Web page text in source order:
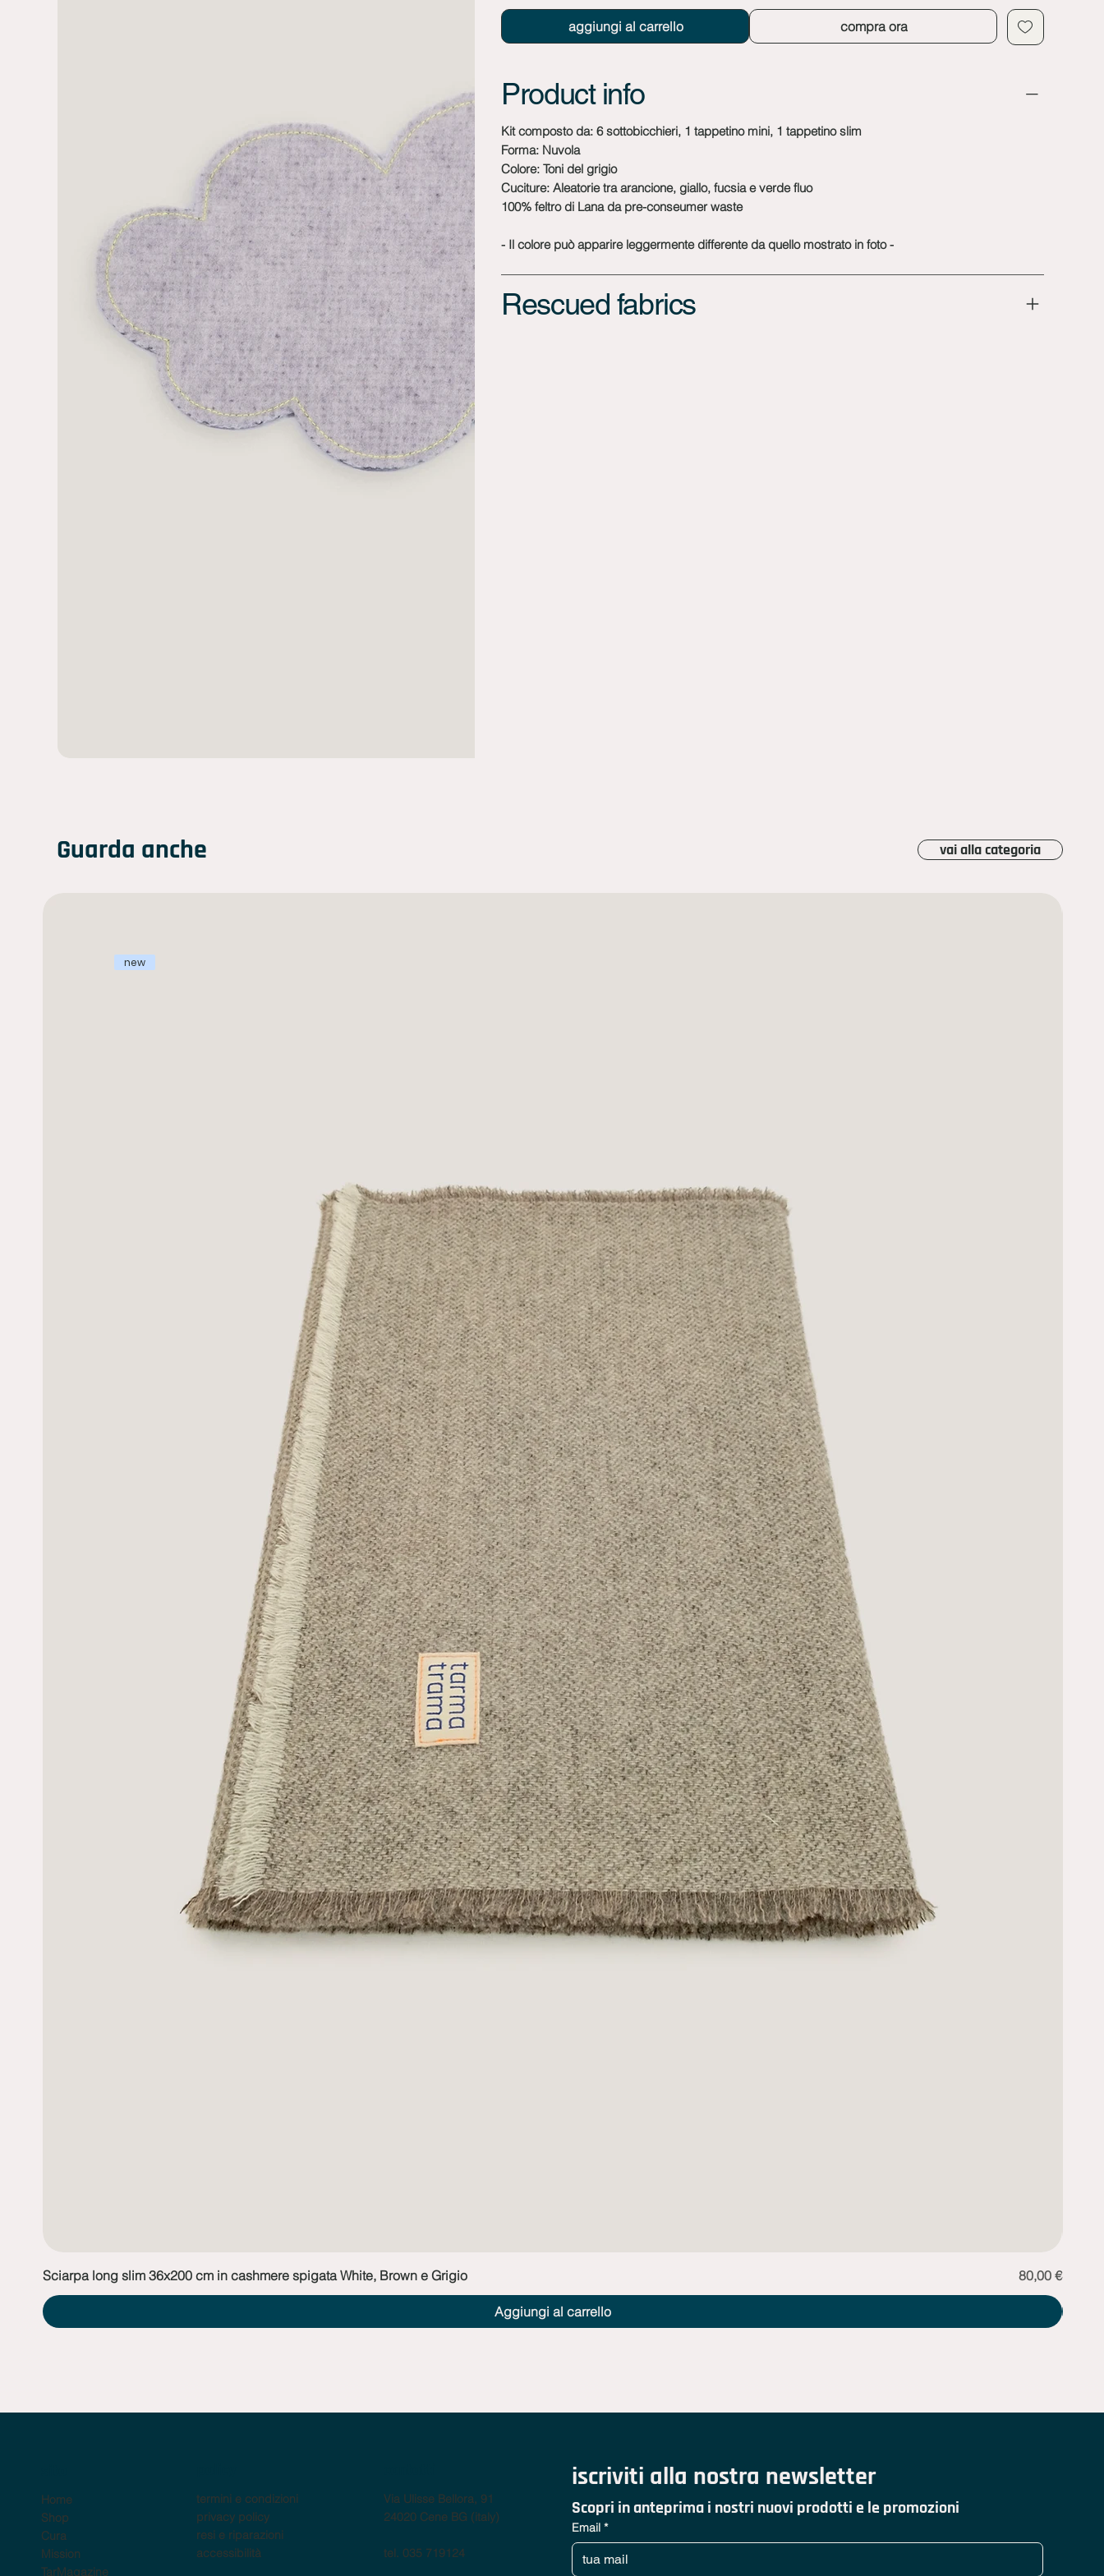
aggiungi al carrello compra ora
Product info
Kit composto da: 6 sottobicchieri, 1 tappetino mini, 1 tappetino slim
Forma: Nuvola
Colore: Toni del grigio
Cuciture: Aleatorie tra arancione, giallo, fucsia e verde fluo
100% feltro di Lana da pre-conseumer waste
- Il colore può apparire leggermente differente da quello mostrato in foto -
Rescued fabrics
Guarda anche vai alla categoria
new
Sciarpa long slim 36x200 cm in cashmere spigata White, Brown e Grigio Prezzo
80,00 €
Aggiungi al carrello
Home
Shop
Cura
Mission
TarMagazine
termini e condizioni
privacy policy
resi e riparazioni
accessibilità
Via Ulisse Bellora, 91
24020 Cene BG (italy)
tel. 035 719124
iscriviti alla nostra newsletter
Scopri in anteprima i nostri nuovi prodotti e le promozioni
Email *